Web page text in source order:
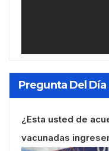
Pregunta Del Día
¿Esta usted de
vacunadas